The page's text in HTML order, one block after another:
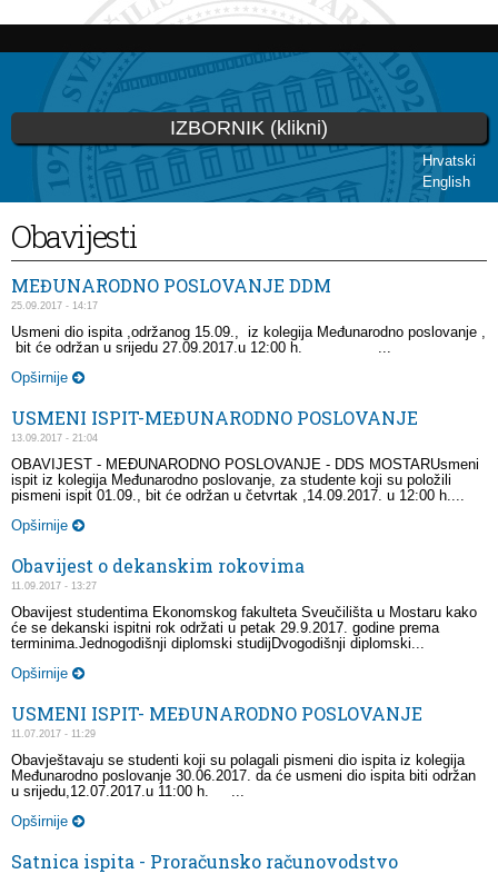
Skip to
content
Hrvatski
English
IZBORNIK (klikni)
You are here
Obavijesti
MEĐUNARODNO POSLOVANJE DDM
25.09.2017 - 14:17
Usmeni dio ispita ,održanog 15.09., iz kolegija Međunarodno poslovanje ,
bit će održan u srijedu 27.09.2017.u 12:00 h. ...
Opširnije
USMENI ISPIT-MEĐUNARODNO POSLOVANJE
13.09.2017 - 21:04
OBAVIJEST - MEĐUNARODNO POSLOVANJE - DDS MOSTARUsmeni
ispit iz kolegija Međunarodno poslovanje, za studente koji su položili
pismeni ispit 01.09., bit će održan u četvrtak ,14.09.2017. u 12:00 h....
Opširnije
Obavijest o dekanskim rokovima
11.09.2017 - 13:27
Obavijest studentima Ekonomskog fakulteta Sveučilišta u Mostaru kako
će se dekanski ispitni rok održati u petak 29.9.2017. godine prema
terminima.Jednogodišnji diplomski studijDvogodišnji diplomski...
Opširnije
USMENI ISPIT- MEĐUNARODNO POSLOVANJE
11.07.2017 - 11:29
Obavještavaju se studenti koji su polagali pismeni dio ispita iz kolegija
Međunarodno poslovanje 30.06.2017. da će usmeni dio ispita biti održan
u srijedu,12.07.2017.u 11:00 h. ...
Opširnije
Satnica ispita - Proračunsko računovodstvo